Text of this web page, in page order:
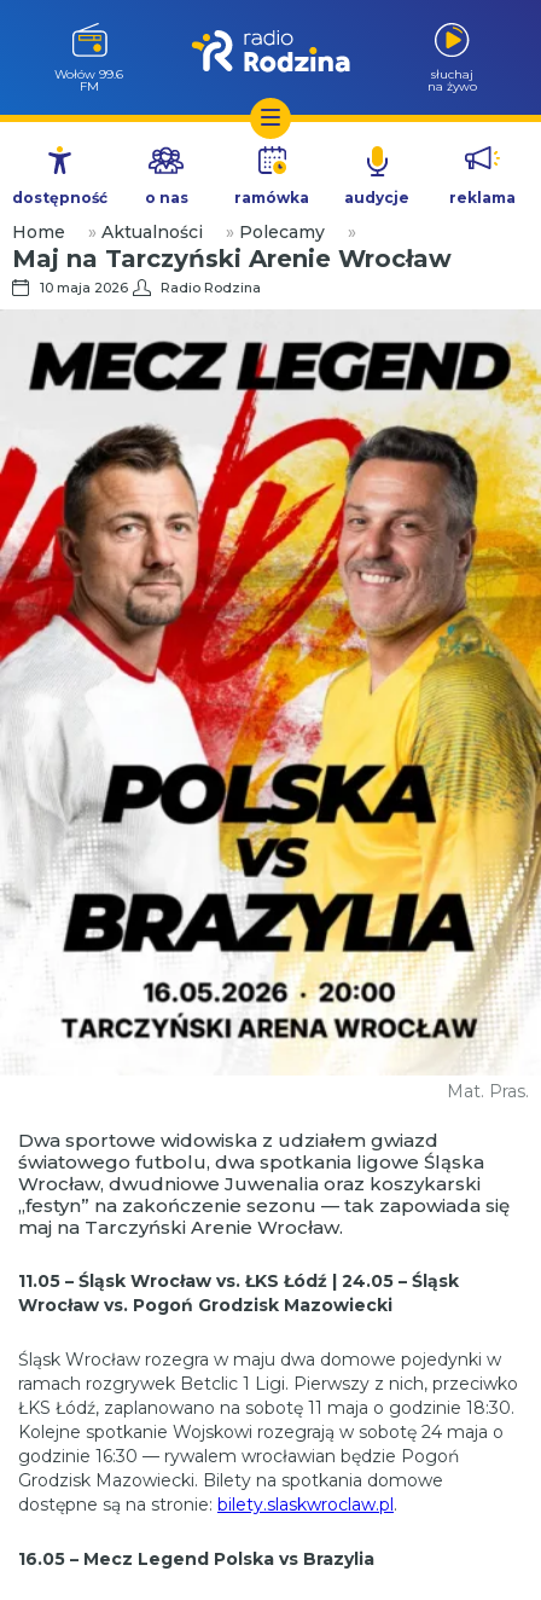
Przejdź
treści
Wołów 99.6
FM
słuchaj
na żywo
dostępność o nas ramówka audycje reklama
Home » Aktualności » Polecamy »
Maj na Tarczyński Arenie Wrocław
10 maja 2026 Radio Rodzina
Mat. Pras.
Dwa sportowe widowiska z udziałem gwiazd
światowego futbolu, dwa spotkania ligowe Śląska
Wrocław, dwudniowe Juwenalia oraz koszykarski
„festyn” na zakończenie sezonu — tak zapowiada się
maj na Tarczyński Arenie Wrocław.
11.05 – Śląsk Wrocław vs. ŁKS Łódź | 24.05 – Śląsk
Wrocław vs. Pogoń Grodzisk Mazowiecki
Śląsk Wrocław rozegra w maju dwa domowe pojedynki w
ramach rozgrywek Betclic 1 Ligi. Pierwszy z nich, przeciwko
ŁKS Łódź, zaplanowano na sobotę 11 maja o godzinie 18:30.
Kolejne spotkanie Wojskowi rozegrają w sobotę 24 maja o
godzinie 16:30 — rywalem wrocławian będzie Pogoń
Grodzisk Mazowiecki. Bilety na spotkania domowe
dostępne są na stronie: bilety.slaskwroclaw.pl.
16.05 – Mecz Legend Polska vs Brazylia